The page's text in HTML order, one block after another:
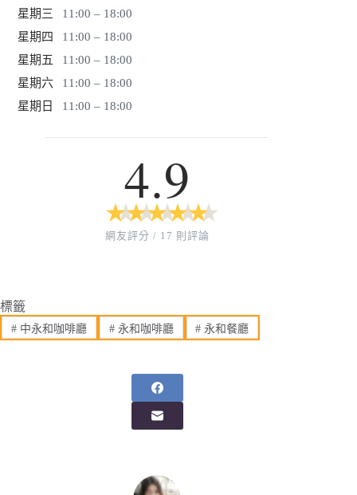
星期三
11:00 – 18:00
星期四
11:00 – 18:00
星期五
11:00 – 18:00
星期六
11:00 – 18:00
星期日
11:00 – 18:00
4.9
★
★ ★
★ ★
★ ★
★ ★
★
網友評分 / 17 則評論
標籤
#中永和咖啡廳 #永和咖啡廳 # 永和餐廳